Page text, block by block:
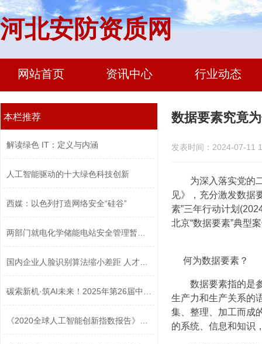
河北安防资质网
网站首页 资讯中心 行业动态
本栏推荐
解读绿色 IT：定义与内涵
人工智能驱动的十大绿色科技创新
西媒：以色列打造网络安全“硅谷”
数据要素究竟
发表时间：2024-07-11
为深入落实党的
见》，充分激发数据
素”三年行动计划
北京“数据要素”典型
何为数据要素？
数据要素指的是
生产力和生产关系的
集、整理、加工而成
的系统、信息和知识